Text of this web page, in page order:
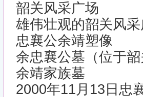
韶关风采广场
雄伟壮观的韶关风
忠襄公余靖塑像
余忠襄公墓（位于
余靖家族墓
2000年11月13日忠